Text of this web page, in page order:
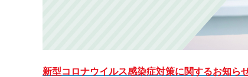
新型コロナウイルス感染症対策に関するお知ら